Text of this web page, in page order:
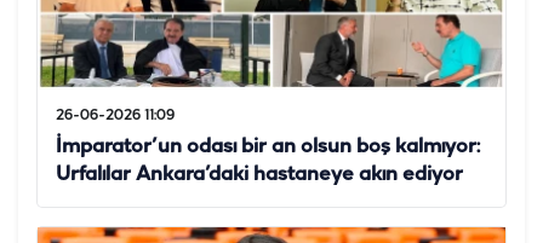
26-06-2026 11:09
İmparator’un odası bir an olsun boş kalmıyor:
Urfalılar Ankara’daki hastaneye akın ediyor